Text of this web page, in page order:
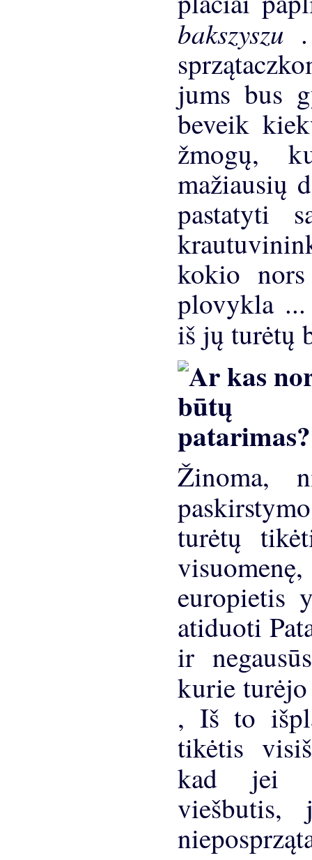
bakszyszu
jums bus
beveik
žmogų,
mažiausių
pastatyti
kokio
plovykla
iš jų turėtų
Žinoma,
turėtų
europietis
atiduoti
ir
kurie
, Iš to
tikėtis
kad jei
viešbutis,